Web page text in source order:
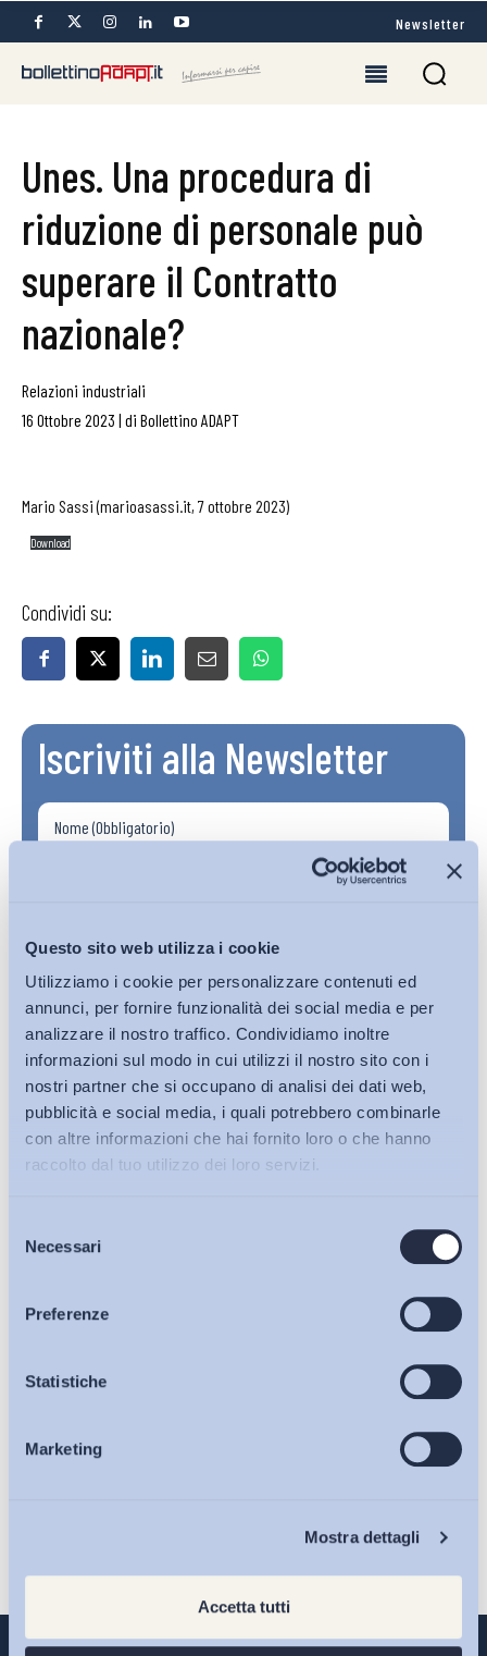
Questo sito web utilizza i cookie
Utilizziamo i cookie per personalizzare contenuti ed
annunci, per fornire funzionalità dei social media e per
analizzare il nostro traffico. Condividiamo inoltre
informazioni sul modo in cui utilizzi il nostro sito con i
nostri partner che si occupano di analisi dei dati web,
pubblicità e social media, i quali potrebbero combinarle
con altre informazioni che hai fornito loro o che hanno
raccolto dal tuo utilizzo dei loro servizi.
delNecessari
Preferenze
Statistiche
Marketing
Mostra dettagli
Accetta tutti
Bollettini ADAPT
Articoli
Osservatori
Eventi
Newsletter
Unes. Una procedura di
riduzione di personale può
superare il Contratto
nazionale?
Relazioni industriali
16 Ottobre 2023 | di Bollettino ADAPT
Mario Sassi (marioasassi.it, 7 ottobre 2023)
Download
Condividi su:
Iscriviti alla Newsletter
Ho letto e Accetto il trattamento dei dati personali descritti